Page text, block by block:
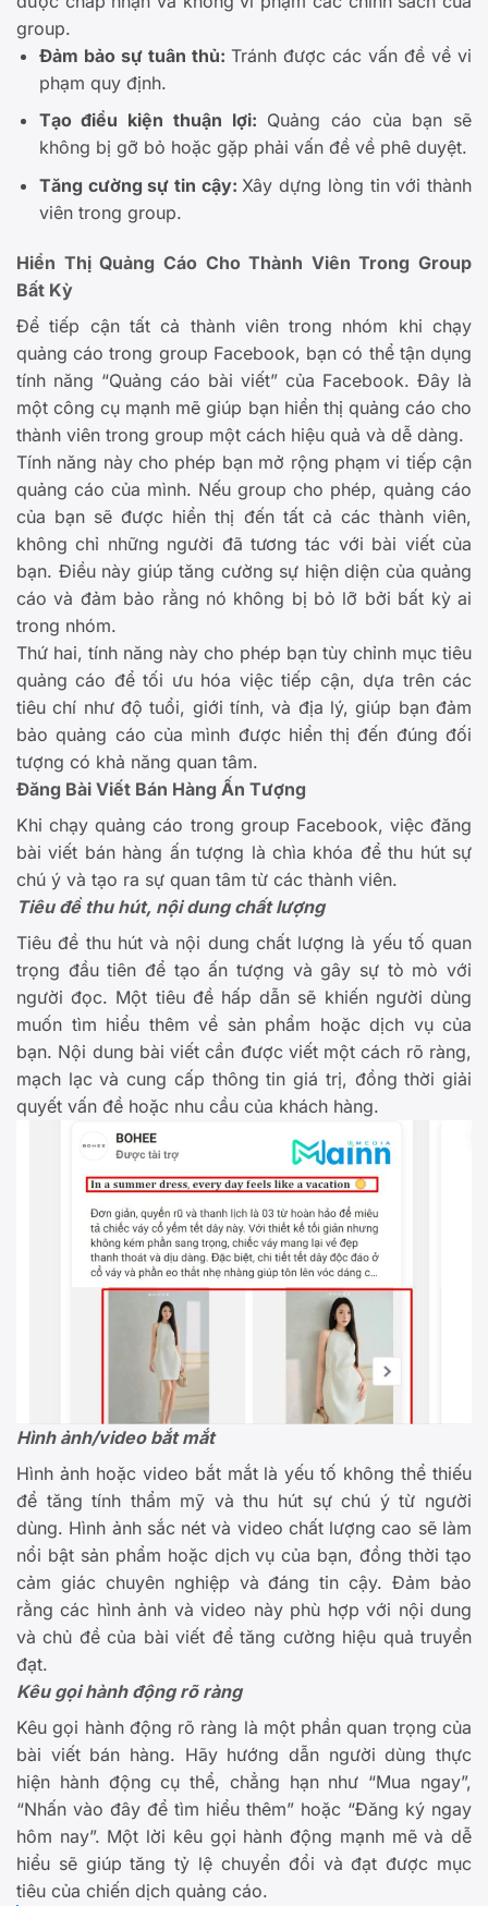
group.
Đảm bảo sự tuân thủ: Tránh được các vấn đề về vi
phạm quy định.
Tạo điều kiện thuận lợi: Quảng cáo của bạn sẽ
không bị gỡ bỏ hoặc gặp phải vấn đề về phê duyệt.
Tăng cường sự tin cậy: Xây dựng lòng tin với thành
viên trong group.
Hiển Thị Quảng Cáo Cho Thành Viên Trong Group
Bất Kỳ
Để tiếp cận tất cả thành viên trong nhóm khi chạy
quảng cáo trong group Facebook, bạn có thể tận dụng
tính năng “Quảng cáo bài viết” của Facebook. Đây là
một công cụ mạnh mẽ giúp bạn hiển thị quảng cáo cho
thành viên trong group một cách hiệu quả và dễ dàng.
Tính năng này cho phép bạn mở rộng phạm vi tiếp cận
quảng cáo của mình. Nếu group cho phép, quảng cáo
của bạn sẽ được hiển thị đến tất cả các thành viên,
không chỉ những người đã tương tác với bài viết của
bạn. Điều này giúp tăng cường sự hiện diện của quảng
cáo và đảm bảo rằng nó không bị bỏ lỡ bởi bất kỳ ai
trong nhóm.
Thứ hai, tính năng này cho phép bạn tùy chỉnh mục tiêu
quảng cáo để tối ưu hóa việc tiếp cận, dựa trên các
tiêu chí như độ tuổi, giới tính, và địa lý, giúp bạn đảm
bảo quảng cáo của mình được hiển thị đến đúng đối
tượng có khả năng quan tâm.
Đăng Bài Viết Bán Hàng Ấn Tượng
Khi chạy quảng cáo trong group Facebook, việc đăng
bài viết bán hàng ấn tượng là chìa khóa để thu hút sự
chú ý và tạo ra sự quan tâm từ các thành viên.
Tiêu đề thu hút, nội dung chất lượng
Tiêu đề thu hút và nội dung chất lượng là yếu tố quan
trọng đầu tiên để tạo ấn tượng và gây sự tò mò với
người đọc. Một tiêu đề hấp dẫn sẽ khiến người dùng
muốn tìm hiểu thêm về sản phẩm hoặc dịch vụ của
bạn. Nội dung bài viết cần được viết một cách rõ ràng,
mạch lạc và cung cấp thông tin giá trị, đồng thời giải
quyết vấn đề hoặc nhu cầu của khách hàng.
Hình ảnh/video bắt mắt
Hình ảnh hoặc video bắt mắt là yếu tố không thể thiếu
để tăng tính thẩm mỹ và thu hút sự chú ý từ người
dùng. Hình ảnh sắc nét và video chất lượng cao sẽ làm
nổi bật sản phẩm hoặc dịch vụ của bạn, đồng thời tạo
cảm giác chuyên nghiệp và đáng tin cậy. Đảm bảo
rằng các hình ảnh và video này phù hợp với nội dung
và chủ đề của bài viết để tăng cường hiệu quả truyền
đạt.
Kêu gọi hành động rõ ràng
Kêu gọi hành động rõ ràng là một phần quan trọng của
bài viết bán hàng. Hãy hướng dẫn người dùng thực
hiện hành động cụ thể, chẳng hạn như “Mua ngay”,
“Nhấn vào đây để tìm hiểu thêm” hoặc “Đăng ký ngay
hôm nay”. Một lời kêu gọi hành động mạnh mẽ và dễ
hiểu sẽ giúp tăng tỷ lệ chuyển đổi và đạt được mục
tiêu của chiến dịch quảng cáo.